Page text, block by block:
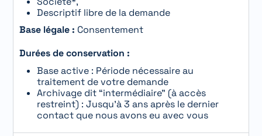
Descriptif libre de la demande
Base légale : Consentement
Durées de conservation :
Base active : Période nécessaire au
traitement de votre demande
Archivage dit “intermédiaire” (à accès
restreint) : Jusqu’à 3 ans après le dernier
contact que nous avons eu avec vous